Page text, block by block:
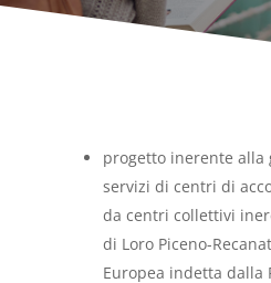
progetto inerente alla
servizi di centri di
da centri collettivi
di Loro Piceno-
Europea indetta dalla